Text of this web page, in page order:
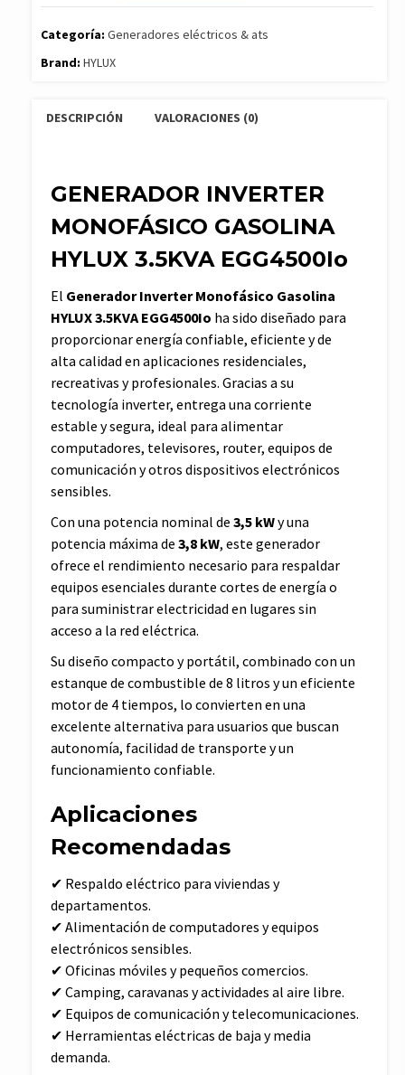
MONOFÁSICO
GASOLINA
HYLUX
cantidad
Categoría: Generadores eléctricos & ats
Brand: HYLUX
DESCRIPCIÓN VALORACIONES (0)
GENERADOR INVERTER
MONOFÁSICO GASOLINA
HYLUX 3.5KVA EGG4500Io
El Generador Inverter Monofásico Gasolina
HYLUX 3.5KVA EGG4500Io ha sido diseñado para
proporcionar energía confiable, eficiente y de
alta calidad en aplicaciones residenciales,
recreativas y profesionales. Gracias a su
tecnología inverter, entrega una corriente
estable y segura, ideal para alimentar
computadores, televisores, router, equipos de
comunicación y otros dispositivos electrónicos
sensibles.
Con una potencia nominal de 3,5 kWy una
potencia máxima de 3,8 kW, este generador
ofrece el rendimiento necesario para respaldar
equipos esenciales durante cortes de energía o
para suministrar electricidad en lugares sin
acceso a la red eléctrica.
Su diseño compacto y portátil, combinado con un
estanque de combustible de 8 litros y un eficiente
motor de 4 tiempos, lo convierten en una
excelente alternativa para usuarios que buscan
autonomía, facilidad de transporte y un
funcionamiento confiable.
Aplicaciones
Recomendadas
✔ Respaldo eléctrico para viviendas y
departamentos.
✔ Alimentación de computadores y equipos
electrónicos sensibles.
✔ Oficinas móviles y pequeños comercios.
✔ Camping, caravanas y actividades al aire libre.
✔ Equipos de comunicación y telecomunicaciones.
✔ Herramientas eléctricas de baja y media
demanda.